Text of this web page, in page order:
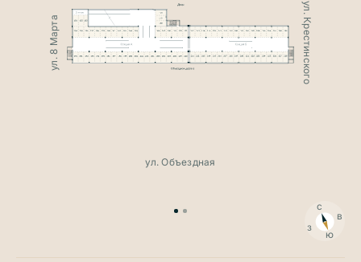
з
с
в
ю
ул. Крестинского
ул. Объездная
ул. 8 Марта